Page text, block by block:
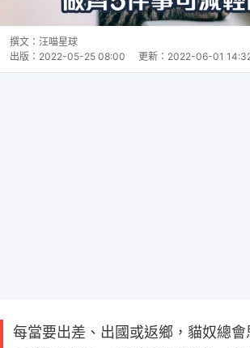
撰文： 汪喵星球
出版： 2022-05-25 08:00 更新： 2022-06-01
每當要出差、出國或返鄉，貓奴總